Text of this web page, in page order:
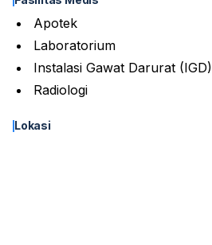
Apotek
Laboratorium
Instalasi Gawat Darurat (IGD)
Radiologi
Lokasi